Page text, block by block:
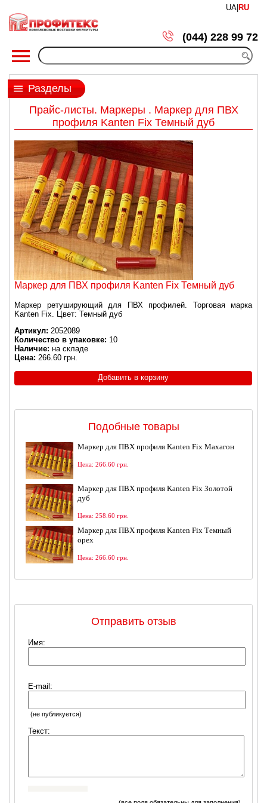
UA RU
(044) 228 99 72
Разделы
Прайс-листы. Маркеры . Маркер для ПВХ
профиля Kanten Fix Темный дуб
Маркер для ПВХ профиля Kanten Fix Темный дуб
Маркер ретуширующий для ПВХ профилей. Торговая марка
Kanten Fix. Цвет: Темный дуб
Артикул: 2052089
Количество в упаковке: 10
Наличие: на складе
Цена: 266.60 грн.
Подобные товары
Маркер для ПВХ профиля Kanten Fix Махагон
Цена: 266.60 грн.
Маркер для ПВХ профиля Kanten Fix Золотой
дуб
Цена: 258.60 грн.
Маркер для ПВХ профиля Kanten Fix Темный
орех
Цена: 266.60 грн.
Отправить отзыв
Имя:
E-mail:
(не публикуется)
Текст: